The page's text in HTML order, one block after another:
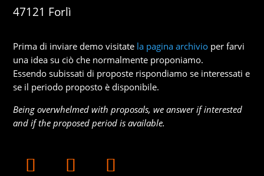
47121 Forlì
Prima di inviare demo visitate la pagina archivio per farvi
una idea su ciò che normalmente proponiamo.
Essendo subissati di proposte rispondiamo se interessati e
se il periodo proposto è disponibile.
Being overwhelmed with proposals, we answer if interested
and if the proposed period is available.